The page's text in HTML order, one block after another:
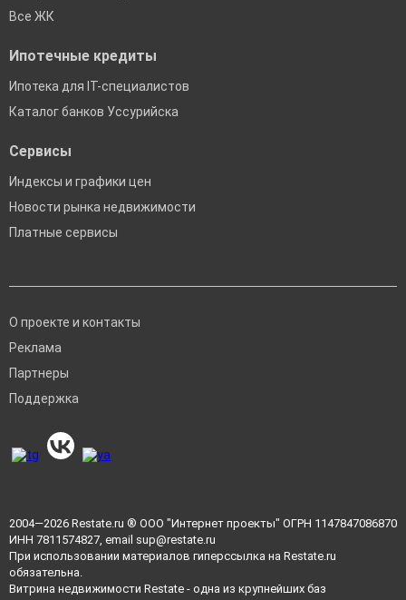
Все ЖК
Ипотечные кредиты
Ипотека для IT-специалистов
Каталог банков Уссурийска
Сервисы
Индексы и графики цен
Новости рынка недвижимости
Платные сервисы
О проекте и контакты
Реклама
Партнеры
Поддержка
2004—2026 Restate.ru ® ООО "Интернет проекты" ОГРН 1147847086870
ИНН 7811574827, email sup@restate.ru
При использовании материалов гиперссылка на Restate.ru
обязательна.
Витрина недвижимости Restate - одна из крупнейших баз